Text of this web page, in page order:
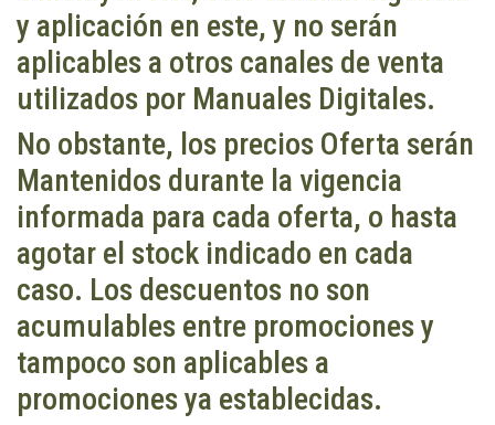
y aplicación en este, y no serán
aplicables a otros canales de venta
utilizados por Manuales Digitales.
No obstante, los precios Oferta serán
Mantenidos durante la vigencia
informada para cada oferta, o hasta
agotar el stock indicado en cada
caso. Los descuentos no son
acumulables entre promociones y
tampoco son aplicables a
promociones ya establecidas.